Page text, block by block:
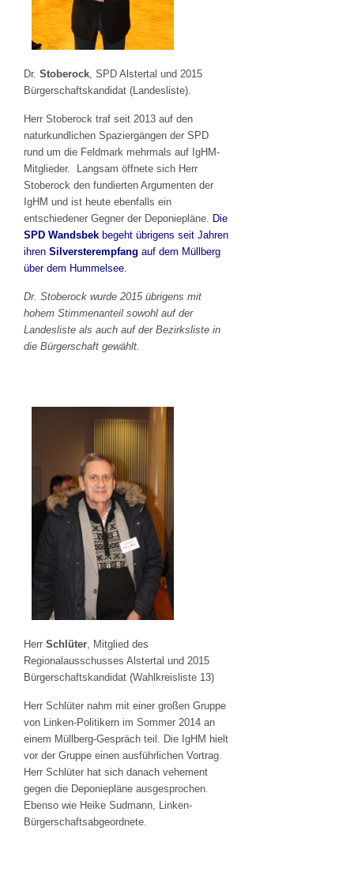
Dr. Stoberock , SPD Alstertal und 2015
Bürgerschaftskandidat (Landesliste).
Herr Stoberock traf seit 2013 auf den
naturkundlichen Spaziergängen der SPD
rund um die Feldmark mehrmals auf IgHM-
Mitglieder. Langsam öffnete sich Herr
Stoberock den fundierten Argumenten der
IgHM und ist heute ebenfalls ein
entschiedener Gegner der Deponiepläne.
Die
SPD Wandsbek begeht übrigens seit Jahren
ihren Silversterempfang auf dem Müllberg
über dem Hummelsee.
Dr. Stoberock wurde 2015 übrigens mit
hohem Stimmenanteil sowohl auf der
Landesliste als auch auf der Bezirksliste in
die Bürgerschaft gewählt.
Herr Schlüter , Mitglied des
Regionalausschusses Alstertal und 2015
Bürgerschaftskandidat (Wahlkreisliste 13)
Herr Schlüter nahm mit einer großen Gruppe
von Linken-Politikern im Sommer 2014 an
einem Müllberg-Gespräch teil. Die IgHM hielt
vor der Gruppe einen ausführlichen Vortrag.
Herr Schlüter hat sich danach vehement
gegen die Deponiepläne ausgesprochen.
Ebenso wie Heike Sudmann, Linken-
Bürgerschaftsabgeordnete.